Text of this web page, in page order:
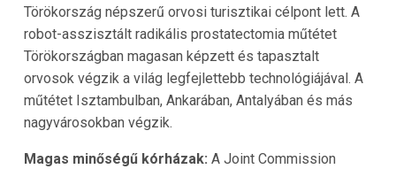
Törökország népszerű orvosi turisztikai célpont lett. A
robot-asszisztált radikális prostatectomia műtétet
Törökországban magasan képzett és tapasztalt
orvosok végzik a világ legfejlettebb technológiájával. A
műtétet Isztambulban, Ankarában, Antalyában és más
nagyvárosokban végzik.
Magas minőségű kórházak: A Joint Commission